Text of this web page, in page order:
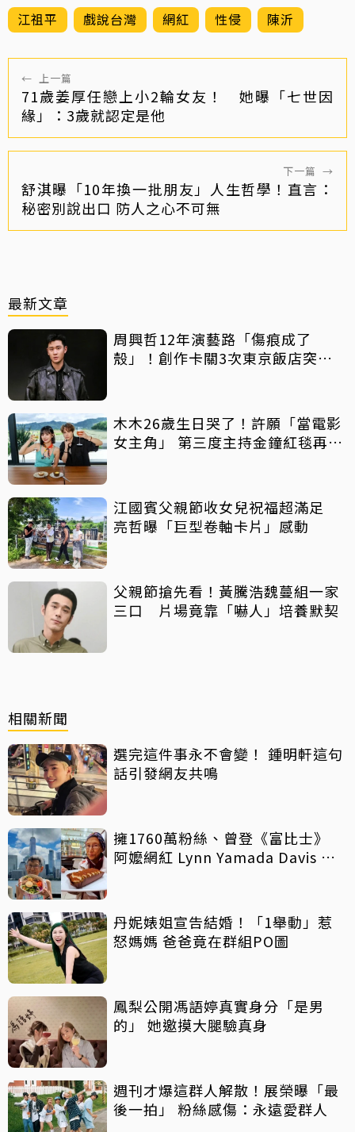
江祖平 戲說台灣 網紅 性侵 陳沂
← 上一篇
71歲姜厚任戀上小2輪女友！ 她曝「七世因
緣」：3歲就認定是他
下一篇 →
舒淇曝「10年換一批朋友」人生哲學！直言：
秘密別說出口 防人之心不可無
最新文章
周興哲12年演藝路「傷痕成了
殼」！創作卡關3次東京飯店突找
木木26歲生日哭了！許願「當電影
女主角」 第三度主持金鐘紅毯再喊
江國賓父親節收女兒祝福超滿足
亮哲曝「巨型卷軸卡片」感動
父親節搶先看！黃騰浩魏蔓組一家
三口 片場竟靠「嚇人」培養默契
相關新聞
選完這件事永不會變！ 鍾明軒這句
話引發網友共鳴
擁1760萬粉絲、曾登《富比士》
阿嬤網紅 Lynn Yamada Davis 驚
丹妮婊姐宣告結婚！「1舉動」惹
怒媽媽 爸爸竟在群組PO圖
鳳梨公開馮語婷真實身分「是男
的」 她邀摸大腿驗真身
週刊才爆這群人解散！展榮曝「最
後一拍」 粉絲感傷：永遠愛群人